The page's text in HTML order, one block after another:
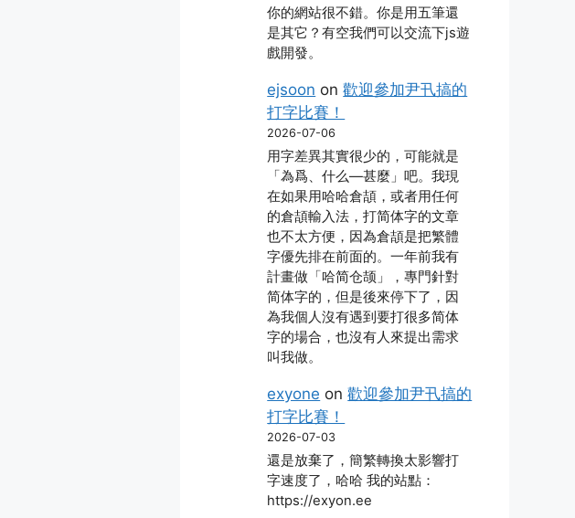
你的網站很不錯。你是用五筆還
是其它？有空我們可以交流下js遊
戲開發。
ejsoon on歡迎參加尹卂搞的
打字比賽！
2026-07-06
用字差異其實很少的，可能就是
「為爲、什么―甚麼」吧。我現
在如果用哈哈倉頡，或者用任何
的倉頡輸入法，打简体字的文章
也不太方便，因為倉頡是把繁體
字優先排在前面的。一年前我有
計畫做「哈简仓颉」，專門針對
简体字的，但是後來停下了，因
為我個人沒有遇到要打很多简体
字的場合，也沒有人來提出需求
叫我做。
exyone on歡迎參加尹卂搞的
打字比賽！
2026-07-03
還是放棄了，簡繁轉換太影響打
字速度了，哈哈 我的站點：
https://exyon.ee